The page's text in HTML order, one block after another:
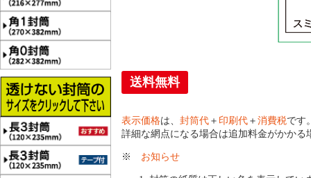
送料無料
表示価格は、 封筒代 ＋ 印刷代 ＋ 消費税です
詳細な網点になる場合は追加料金がかかる
※ お知らせ